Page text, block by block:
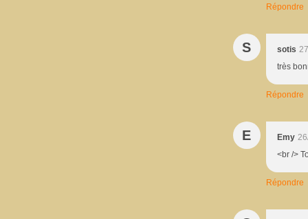
Répondre
S sotis
très
Répondre
E Emy
<br />
Répondre